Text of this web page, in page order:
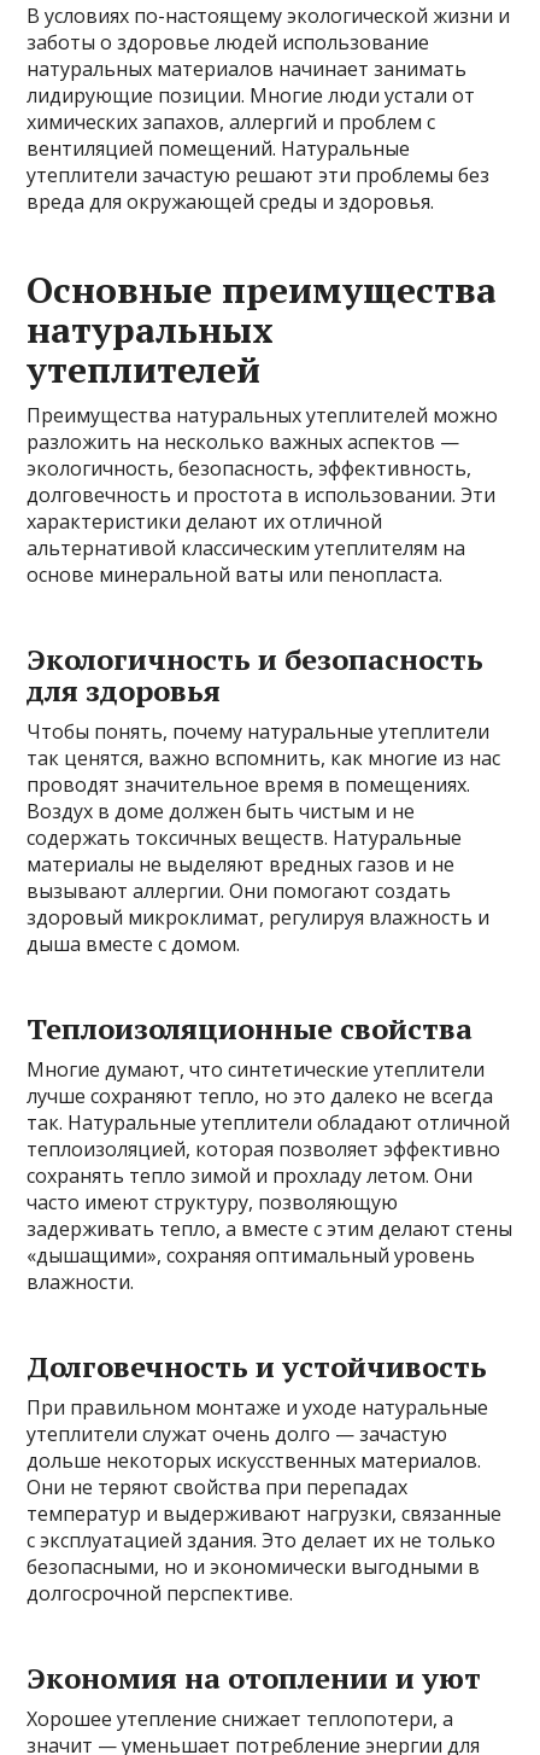
В условиях по-настоящему экологической жизни и
заботы о здоровье людей использование
натуральных материалов начинает занимать
лидирующие позиции. Многие люди устали от
химических запахов, аллергий и проблем с
вентиляцией помещений. Натуральные
утеплители зачастую решают эти проблемы без
вреда для окружающей среды и здоровья.
Основные преимущества
натуральных
утеплителей
Преимущества натуральных утеплителей можно
разложить на несколько важных аспектов —
экологичность, безопасность, эффективность,
долговечность и простота в использовании. Эти
характеристики делают их отличной
альтернативой классическим утеплителям на
основе минеральной ваты или пенопласта.
Экологичность и безопасность
для здоровья
Чтобы понять, почему натуральные утеплители
так ценятся, важно вспомнить, как многие из нас
проводят значительное время в помещениях.
Воздух в доме должен быть чистым и не
содержать токсичных веществ. Натуральные
материалы не выделяют вредных газов и не
вызывают аллергии. Они помогают создать
здоровый микроклимат, регулируя влажность и
дыша вместе с домом.
Теплоизоляционные свойства
Многие думают, что синтетические утеплители
лучше сохраняют тепло, но это далеко не всегда
так. Натуральные утеплители обладают отличной
теплоизоляцией, которая позволяет эффективно
сохранять тепло зимой и прохладу летом. Они
часто имеют структуру, позволяющую
задерживать тепло, а вместе с этим делают стены
«дышащими», сохраняя оптимальный уровень
влажности.
Долговечность и устойчивость
При правильном монтаже и уходе натуральные
утеплители служат очень долго — зачастую
дольше некоторых искусственных материалов.
Они не теряют свойства при перепадах
температур и выдерживают нагрузки, связанные
с эксплуатацией здания. Это делает их не только
безопасными, но и экономически выгодными в
долгосрочной перспективе.
Экономия на отоплении и уют
Хорошее утепление снижает теплопотери, а
значит — уменьшает потребление энергии для